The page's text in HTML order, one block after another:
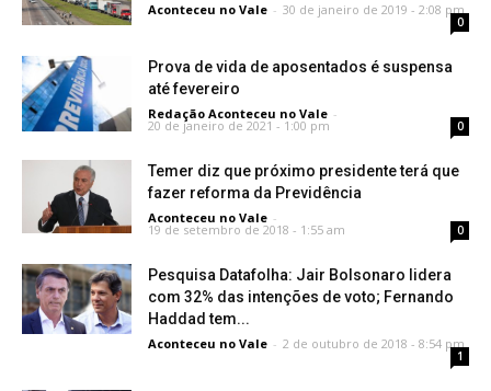
Aconteceu no Vale - 30 de janeiro de 2019 - 2:08 pm
0
Prova de vida de aposentados é suspensa
até fevereiro
Redação Aconteceu no Vale -
20 de janeiro de 2021 - 1:00 pm 0
Temer diz que próximo presidente terá que
fazer reforma da Previdência
Aconteceu no Vale -
19 de setembro de 2018 - 1:55 am 0
Pesquisa Datafolha: Jair Bolsonaro lidera
com 32% das intenções de voto; Fernando
Haddad tem...
Aconteceu no Vale - 2 de outubro de 2018 - 8:54 pm
1